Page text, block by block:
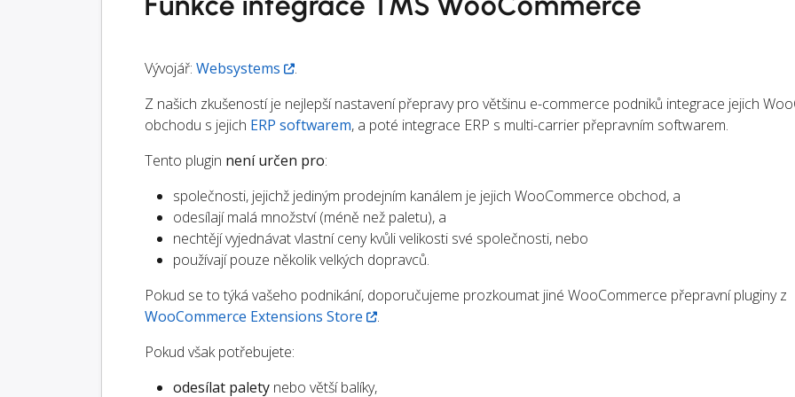
Vývojář: Websystems
.
Z našich zkušeností je nejlepší nastavení přepravy pro většinu e-commerce podniků integrace jejich
obchodu s jejich ERP softwarem, a poté integrace ERP s multi-carrier přepravním softwarem.
Tento plugin není určen pro:
společnosti, jejichž jediným prodejním kanálem je jejich WooCommerce obchod, a
odesílají malá množství (méně než paletu), a
nechtějí vyjednávat vlastní ceny kvůli velikosti své společnosti, nebo
používají pouze několik velkých dopravců.
Pokud se to týká vašeho podnikání, doporučujeme prozkoumat jiné WooCommerce přepravní pluginy z
WooCommerce Extensions Store
.
Pokud však potřebujete:
odesílat palety nebo větší balíky,